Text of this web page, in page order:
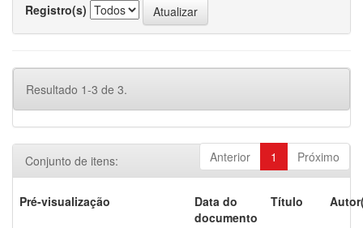
Registro(s)
Resultado 1-3 de 3.
Anterior 1 Próximo
Conjunto de itens:
Pré-visualização
Data do
documento
Título